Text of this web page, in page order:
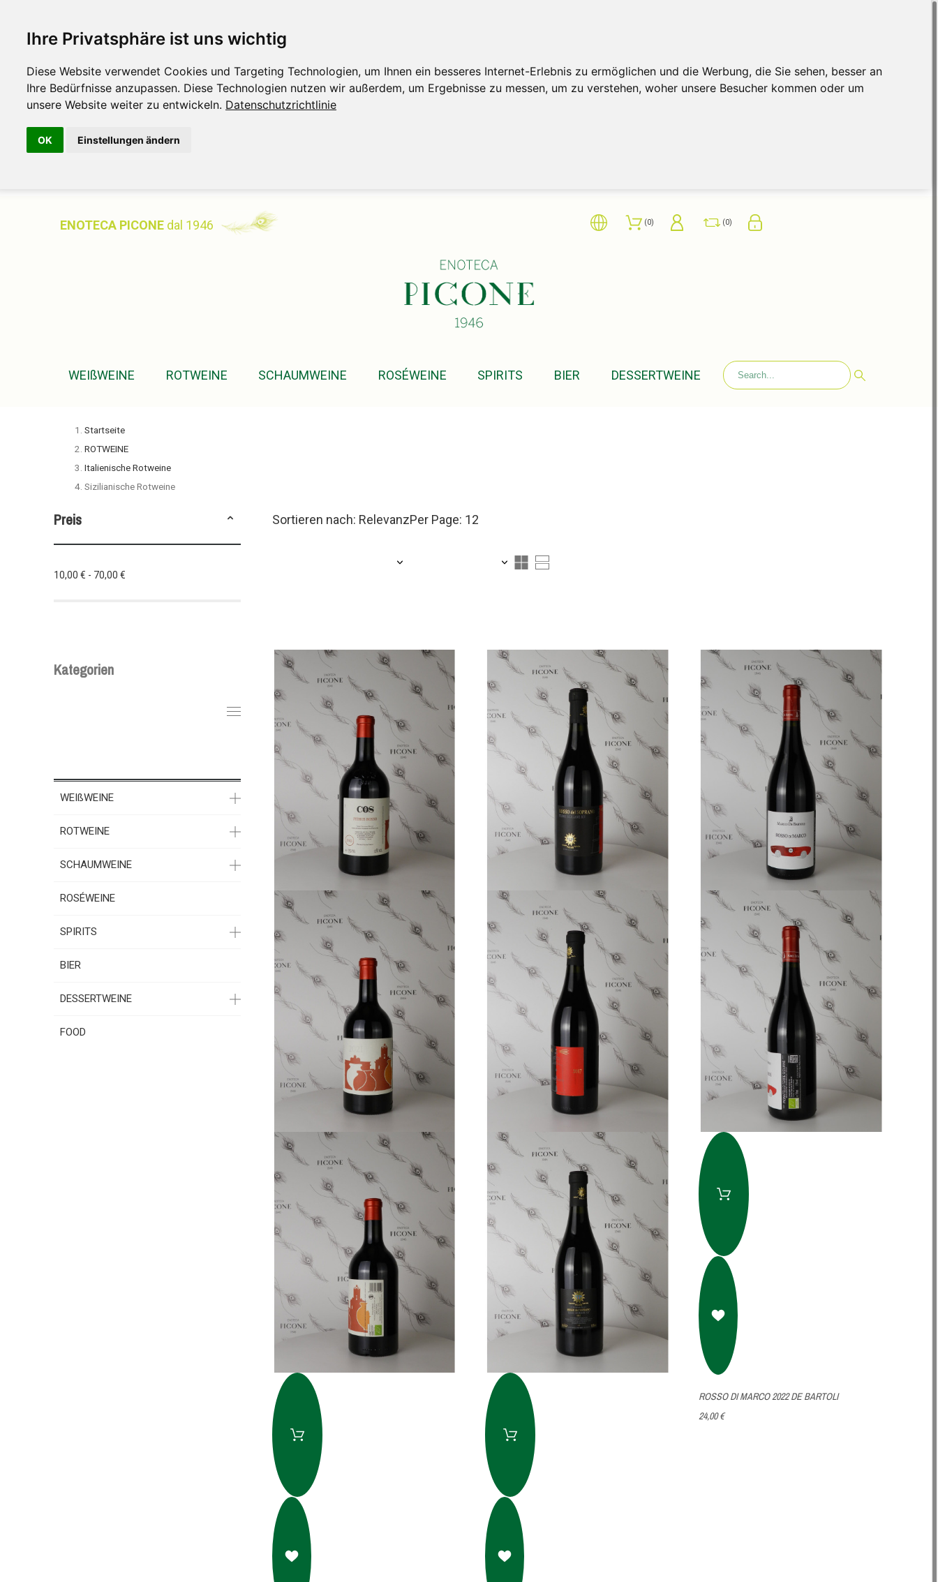
Ihre Privatsphäre ist uns wichtig
Diese Website verwendet Cookies und Targeting Technologien, um Ihnen ein besseres Internet-Erlebnis zu ermöglichen und die Werbung, die Sie sehen, besser an
Ihre Bedürfnisse anzupassen. Diese Technologien nutzen wir außerdem, um Ergebnisse zu messen, um zu verstehen, woher unsere Besucher kommen oder um
unsere Website weiter zu entwickeln. Datenschutzrichtlinie
OK Einstellungen ändern
ENOTECA PICONE dal 1946 0 0
WEIßWEINE ROTWEINE SCHAUMWEINE ROSÉWEINE SPIRITS BIER DESSERTWEINE
Startseite
ROTWEINE
Italienische Rotweine
Sizilianische Rotweine
Preis
10,00 € - 70,00 €
Kategorien
WEIßWEINE
ROTWEINE
SCHAUMWEINE
ROSÉWEINE
SPIRITS
BIER
DESSERTWEINE
FOOD
Sortieren nach: RelevanzPer Page: 12
ROSSO DI MARCO 2022 DE BARTOLI
24,00 €